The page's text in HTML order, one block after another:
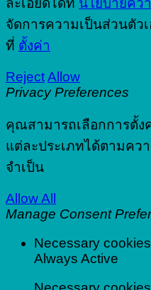
จัดการความเป็นส่วนตัว
ที่ ตั้งค่า
RejectAllow
Privacy Preferences
คุณสามารถเลือกการตั้ง
แต่ละประเภทได้ตามคว
จำเป็น
Allow All
Manage Consent
Necessary cookies
Always Active